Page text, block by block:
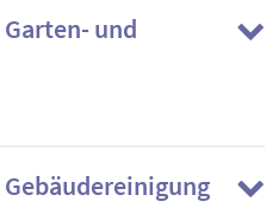
Garten- und
Gebäudereinigung